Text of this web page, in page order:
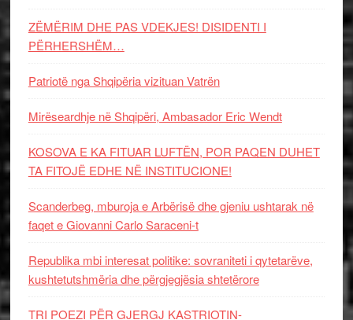
ZËMËRIM DHE PAS VDEKJES! DISIDENTI I
PËRHERSHËM…
Patriotë nga Shqipëria vizituan Vatrën
Mirëseardhje në Shqipëri, Ambasador Eric Wendt
KOSOVA E KA FITUAR LUFTËN, POR PAQEN DUHET
TA FITOJË EDHE NË INSTITUCIONE!
Scanderbeg, mburoja e Arbërisë dhe gjeniu ushtarak në
faqet e Giovanni Carlo Saraceni-t
Republika mbi interesat politike: sovraniteti i qytetarëve,
kushtetutshmëria dhe përgjegjësia shtetërore
TRI POEZI PËR GJERGJ KASTRIOTIN-